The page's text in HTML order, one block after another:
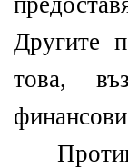
Другите
това,